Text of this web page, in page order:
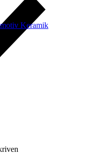
Keramik